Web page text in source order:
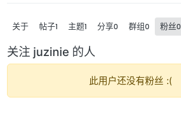
关于 帖子1 主题1 分享0 群组0 粉丝0
关注 juzinie 的人
此用户还没有粉丝 :(